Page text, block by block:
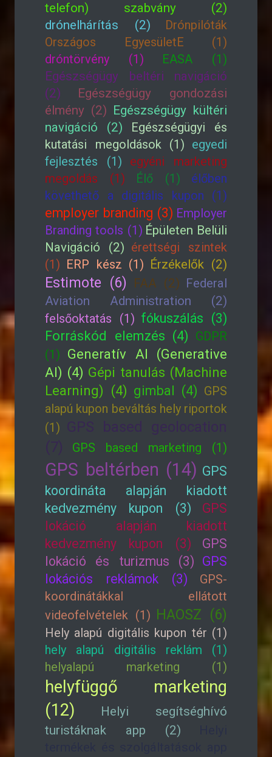
telefon) szabvány (2)
drónelhárítás (2)
Drónpilóták
Országos EgyesületE (1)
dróntörvény (1)
EASA (1)
Egészségügy beltéri navigáció
(2)
Egészségügy gondozási
élmény (2) Egészségügy kültéri
navigáció (2)
Egészségügyi és
kutatási megoldások (1) egyedi
fejlesztés (1)
egyéni marketing
megoldás (1)
Élő (1)
élőben
követhető a digitális kupon (1)
employer branding (3) Employer
Branding tools (1) Épületen Belüli
Navigáció (2) érettségi szintek
(1) ERP kész (1) Érzékelők (2)
Estimote (6) FAA (2) Federal
Aviation Administration (2)
felsőoktatás (1) fókuszálás (3)
Forráskód elemzés (4) GDPR
(1) Generatív AI (Generative
AI) (4) Gépi tanulás (Machine
Learning) (4) gimbal (4) GPS
alapú kupon beváltás hely riportok
(1)
GPS based marketing (1)
GPS beltérben (14) GPS
koordináta alapján kiadott
kedvezmény kupon (3)
GPS
lokáció alapján kiadott
kedvezmény kupon (3)
GPS
lokáció és turizmus (3) GPS
lokációs reklámok (3)
GPS-
koordinátákkal ellátott
videofelvételek (1) HAOSZ (6)
Hely alapú digitális kupon tér (1)
hely alapú digitális reklám (1)
helyalapú marketing (1)
helyfüggő marketing
(12)
Helyi segítséghívó
turistáknak app (2)